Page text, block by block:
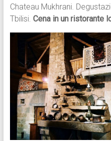
Chateau Mukhrani.
Tbilisi. Cena in un ristorante